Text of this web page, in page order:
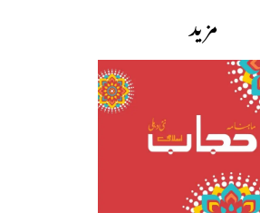
مزید